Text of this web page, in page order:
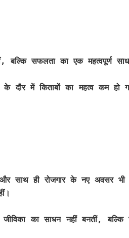
सफलता का एक महत्वपूर्ण
दौर में किताबों का महत्व कम हो
साथ ही रोजगार के नए अवसर भी
का साधन नहीं बनतीं, बल्कि